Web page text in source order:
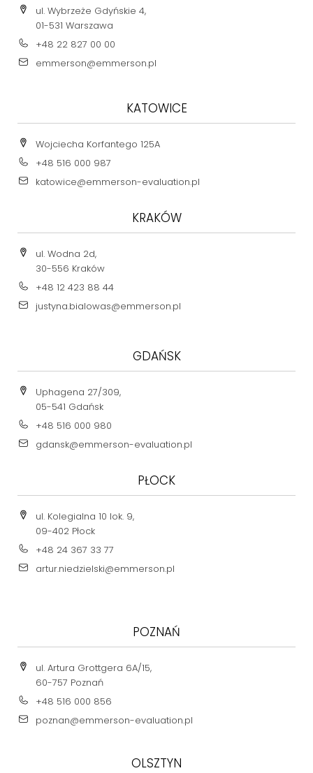
ul. Wybrzeże Gdyńskie 4,
01-531 Warszawa
+48 22 827 00 00
emmerson@emmerson.pl
KATOWICE
Wojciecha Korfantego 125A
+48 516 000 987
katowice@emmerson-evaluation.pl
KRAKÓW
ul. Wodna 2d,
30-556 Kraków
+48 12 423 88 44
justyna.bialowas@emmerson.pl
GDAŃSK
Uphagena 27/309,
05-541 Gdańsk
+48 516 000 980
gdansk@emmerson-evaluation.pl
PŁOCK
ul. Kolegialna 10 lok. 9,
09-402 Płock
+48 24 367 33 77
artur.niedzielski@emmerson.pl
POZNAŃ
ul. Artura Grottgera 6A/15,
60-757 Poznań
+48 516 000 856
poznan@emmerson-evaluation.pl
OLSZTYN